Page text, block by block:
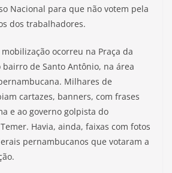
Nacional para que não votem pela
dos trabalhadores.
ocorreu na Praça da
de Santo Antônio, na área
Milhares de
cartazes, banners, com frases
e ao governo golpista do
Havia, ainda, faixas com fotos
pernambucanos que votaram a